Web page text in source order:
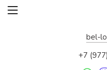
bel-
+7